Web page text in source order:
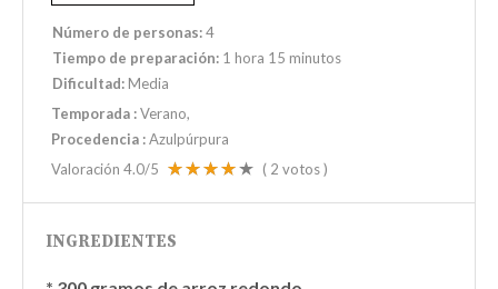
Número de personas:4
Tiempo de preparación: 1 hora 15 minutos
Dificultad: Media
Temporada :Verano
Procedencia :Azulpúrpura
Valoración 4.0/5 ( 2 votos )
INGREDIENTES